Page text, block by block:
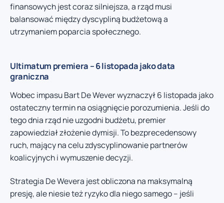
finansowych jest coraz silniejsza, a rząd musi
balansować między dyscypliną budżetową a
utrzymaniem poparcia społecznego.
Ultimatum premiera – 6 listopada jako data
graniczna
Wobec impasu Bart De Wever wyznaczył 6 listopada jako
ostateczny termin na osiągnięcie porozumienia. Jeśli do
tego dnia rząd nie uzgodni budżetu, premier
zapowiedział złożenie dymisji. To bezprecedensowy
ruch, mający na celu zdyscyplinowanie partnerów
koalicyjnych i wymuszenie decyzji.
Strategia De Wevera jest obliczona na maksymalną
presję, ale niesie też ryzyko dla niego samego – jeśli